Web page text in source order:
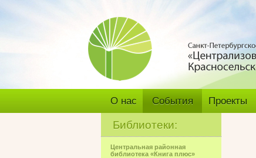
О нас События Проекты
Библиотеки:
Центральная районная
библиотека «Книга плюс»